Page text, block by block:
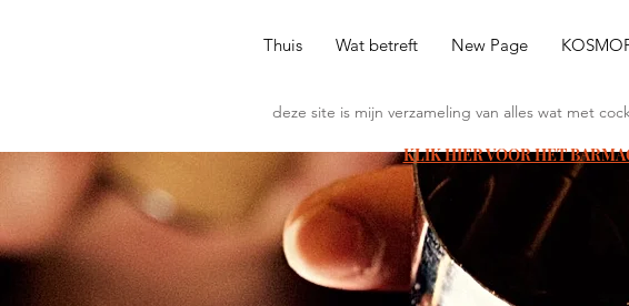
Thuis Wat betreft New Page
deze site is mijn verzameling van alles wat met
KLIK HIER VOOR HET